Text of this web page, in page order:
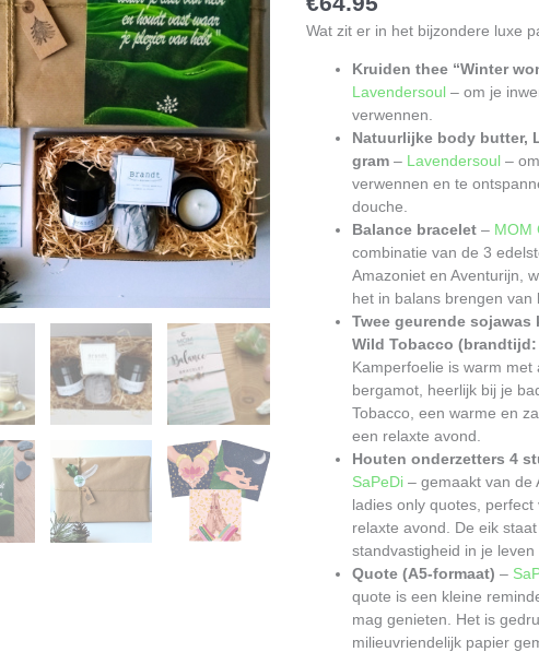
Wat zit er in het bijzondere luxe
Kruiden thee “Winter
Lavendersoul – om je
verwennen.
Natuurlijke body butter,
gram – Lavendersoul –
verwennen en te
douche.
Balance bracelet – MOM
combinatie van de 3
Amazoniet en Aventurijn,
het in balans brengen van
Twee geurende sojawas
Wild Tobacco (brandtijd:
Kamperfoelie is warm
bergamot, heerlijk bij je
Tobacco, een warme en
een relaxte avond.
Houten onderzetters 4
SaPeDi – gemaakt van de
ladies only quotes,
relaxte avond. De eik
standvastigheid in je leven
Quote (A5-formaat) –
quote is een kleine
mag genieten. Het is
milieuvriendelijk papier